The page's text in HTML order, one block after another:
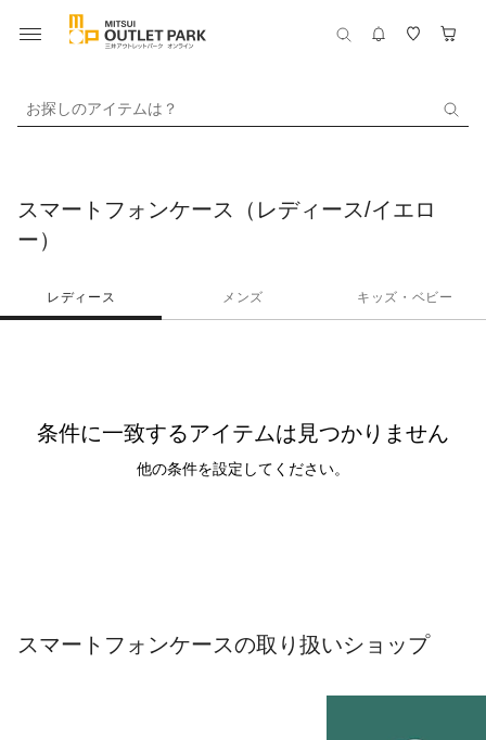
お探しのアイテムは？
スマートフォンケース（レディース/イエロ
ー）
レディース メンズ キッズ・ベビー
条件に一致するアイテムは見つかりません
他の条件を設定してください。
スマートフォンケースの取り扱いショップ